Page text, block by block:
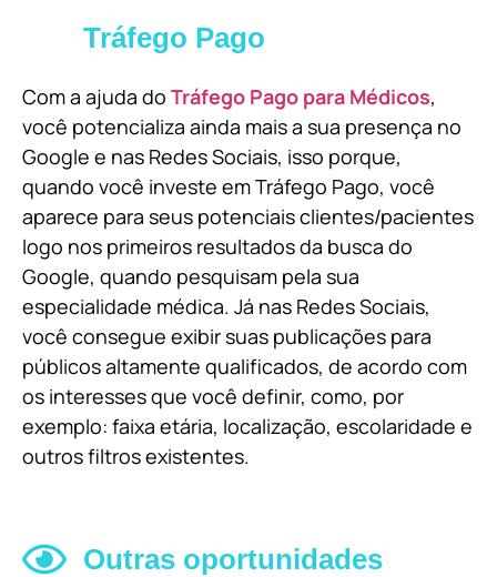
Tráfego Pago
Com a ajuda do Tráfego Pago para Médicos,
você potencializa ainda mais a sua presença no
Google e nas Redes Sociais, isso porque,
quando você investe em Tráfego Pago, você
aparece para seus potenciais clientes/pacientes
logo nos primeiros resultados da busca do
Google, quando pesquisam pela sua
especialidade médica. Já nas Redes Sociais,
você consegue exibir suas publicações para
públicos altamente qualificados, de acordo com
os interesses que você definir, como, por
exemplo: faixa etária, localização, escolaridade e
outros filtros existentes.
Outras oportunidades